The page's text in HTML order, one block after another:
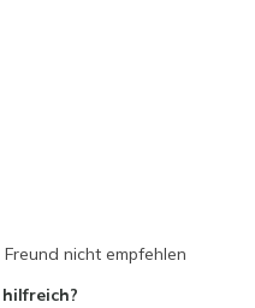
nicht empfehlen